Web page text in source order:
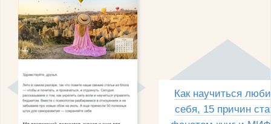
Как научиться
себя, 15 причин